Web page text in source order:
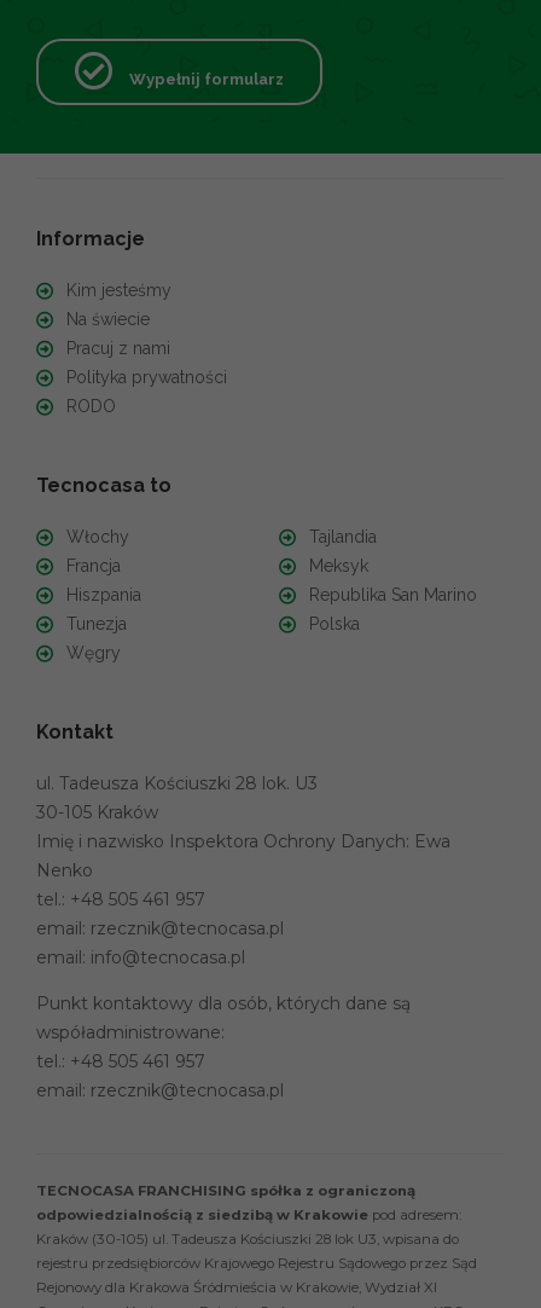
Wypełnij formularz
Informacje
Kim jesteśmy
Na świecie
Pracuj z nami
Polityka prywatności
RODO
Tecnocasa to
Włochy
Francja
Hiszpania
Tunezja
Węgry
Tajlandia
Meksyk
Republika San Marino
Polska
Kontakt
ul. Tadeusza Kościuszki 28 lok. U3
30-105 Kraków
Imię i nazwisko Inspektora Ochrony Danych: Ewa
Nenko
tel.: +48 505 461 957
email: rzecznik@tecnocasa.pl
email: info@tecnocasa.pl
Punkt kontaktowy dla osób, których dane są
współadministrowane:
tel.: +48 505 461 957
email: rzecznik@tecnocasa.pl
TECNOCASA FRANCHISING spółka z ograniczoną
odpowiedzialnością z siedzibą w Krakowie pod adresem:
Kraków (30-105) ul. Tadeusza Kościuszki 28 lok U3, wpisana do
rejestru przedsiębiorców Krajowego Rejestru Sądowego przez Sąd
Rejonowy dla Krakowa Śródmieścia w Krakowie, Wydział XI